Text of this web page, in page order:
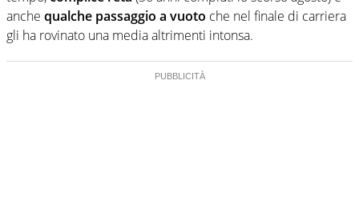
anche qualche passaggio a vuoto che nel finale di carriera
gli ha rovinato una media altrimenti intonsa.